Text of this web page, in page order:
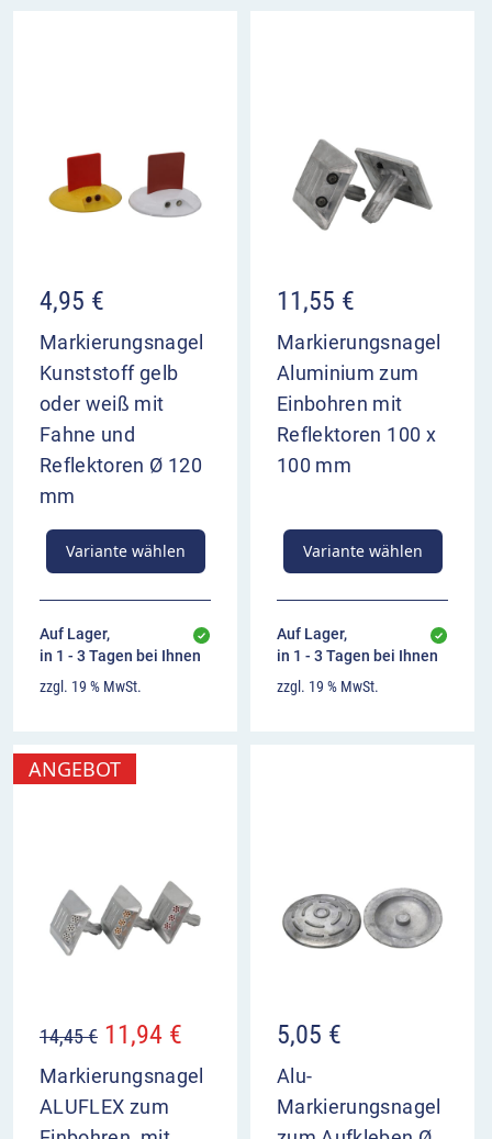
4,95 €
Markierungsnagel
Kunststoff gelb
oder weiß mit
Fahne und
Reflektoren Ø 120
mm
Variante wählen
Auf Lager,
in 1 - 3 Tagen bei Ihnen
zzgl. 19 % MwSt.
11,55 €
Markierungsnagel
Aluminium zum
Einbohren mit
Reflektoren 100 x
100 mm
Variante wählen
Auf Lager,
in 1 - 3 Tagen bei Ihnen
zzgl. 19 % MwSt.
ANGEBOT
14,45€ 11,94 €
Markierungsnagel
ALUFLEX zum
5,05 €
Alu-
Markierungsnagel